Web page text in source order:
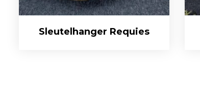
Sleutelhanger Requies